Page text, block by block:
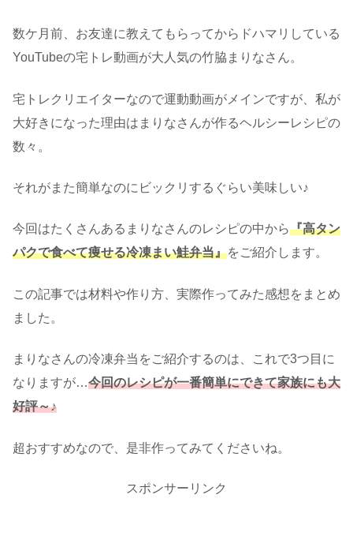
数ケ月前、お友達に教えてもらってからドハマリしている
YouTubeの宅トレ動画が大人気の竹脇まりなさん。
宅トレクリエイターなので運動動画がメインですが、私が
大好きになった理由はまりなさんが作るヘルシーレシピの
数々。
それがまた簡単なのにビックリするぐらい美味しい♪
今回はたくさんあるまりなさんのレシピの中から『高タン
パクで食べて痩せる冷凍まい鮭弁当』をご紹介します。
この記事では材料や作り方、実際作ってみた感想をまとめ
ました。
まりなさんの冷凍弁当をご紹介するのは、これで3つ目に
なりますが…今回のレシピが一番簡単にできて家族にも大
好評～♪
超おすすめなので、是非作ってみてくださいね。
スポンサーリンク